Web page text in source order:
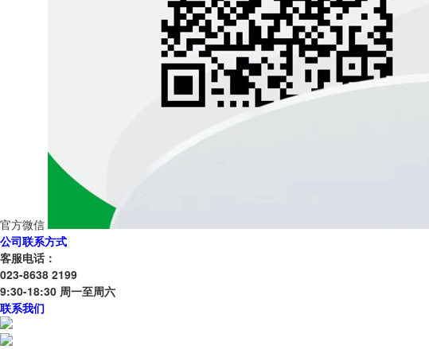
官方微信
公司联系方式
客服电话：
023-8638 2199
9:30-18:30 周一至周六
联系我们